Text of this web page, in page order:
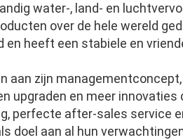
water-, land- en
over de hele wereld
en heeft een stabiele en
aan zijn
upgraden en meer innovaties
perfecte after-sales service
doel aan al hun